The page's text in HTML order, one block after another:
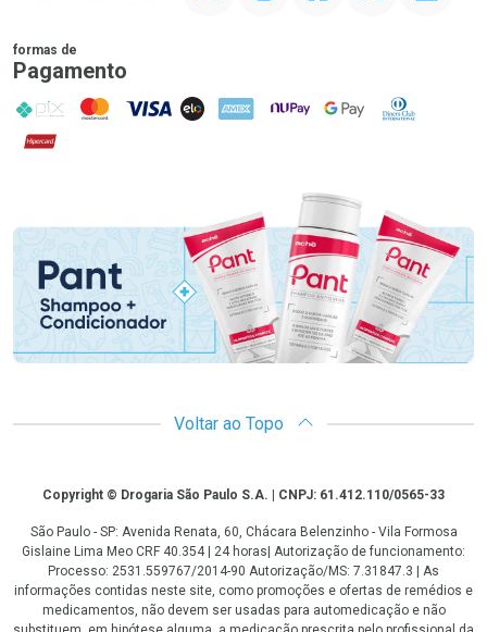
formas de
Pagamento
PIX MasterCard
VISA ELO AMEX NuPay Google PayDiners Club
Hipercard
Promoção em Destaque
Voltar ao Topo
CopyrightCopyright © Drogaria São Paulo S.A. | CNPJ: 61.412.110/0565-33
São Paulo - SP: Avenida Renata, 60, Chácara Belenzinho - Vila Formosa
Gislaine Lima Meo CRF 40.354 | 24 horas| Autorização de funcionamento:
Processo: 2531.559767/2014-90 Autorização/MS: 7.31847.3 | As
informações contidas neste site, como promoções e ofertas de remédios e
medicamentos, não devem ser usadas para automedicação e não